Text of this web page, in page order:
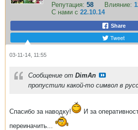
Репутация: 58 Влияние:
С нами с 22.10.14
Share
Tweet
03-11-14, 11:55
Сообщение от DimAn
пропустили какой-то символ в
Спасибо за наводку!
И за
переиначить...